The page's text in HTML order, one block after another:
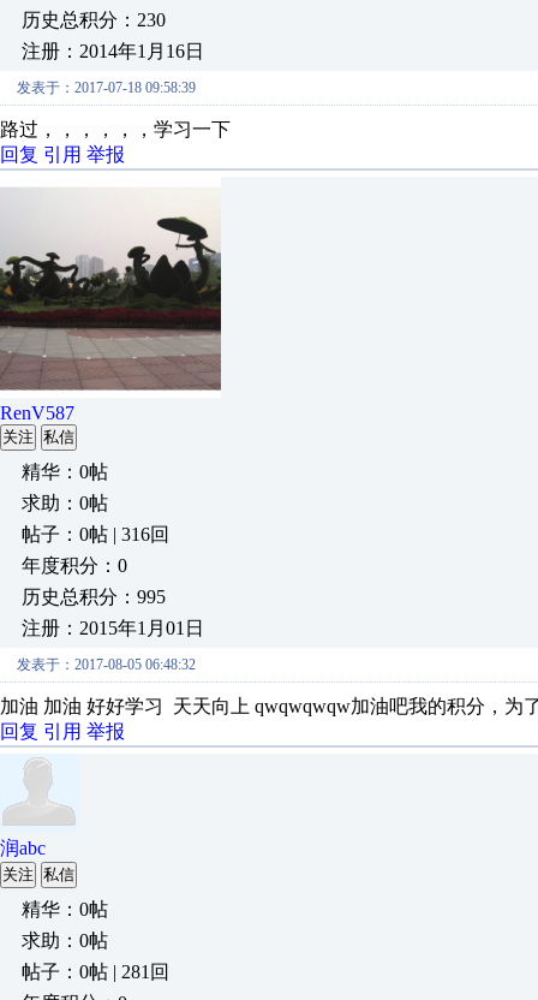
历史总积分：230
注册：2014年1月16日
发表于：2017-07-18 09:58:39
路过，，，，，，学习一下
回复 引用 举报
RenV587
关注 私信
精华：0帖
求助：0帖
帖子：0帖 | 316回
年度积分：0
历史总积分：995
注册：2015年1月01日
发表于：2017-08-05 06:48:32
加油 加油 好好学习 天天向上 qwqwqwqw加油吧我的积分，为
回复 引用 举报
润abc
关注 私信
精华：0帖
求助：0帖
帖子：0帖 | 281回